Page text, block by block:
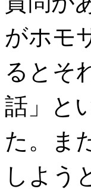
がホモ
るとそ
話」と
た。ま
しよう